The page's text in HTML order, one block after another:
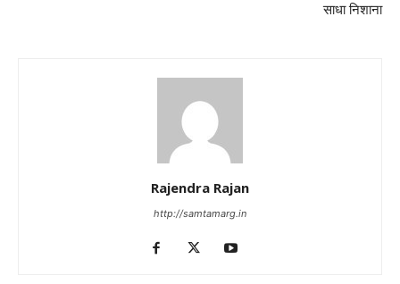
साधा निशाना
Rajendra Rajan
http://samtamarg.in